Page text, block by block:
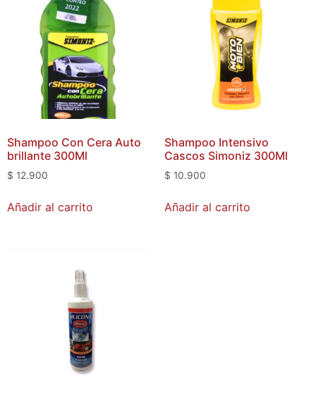
Shampoo Con Cera Auto
brillante 300Ml
$ 12.900
Añadir al carrito
Shampoo Intensivo
Cascos Simoniz 300Ml
$ 10.900
Añadir al carrito